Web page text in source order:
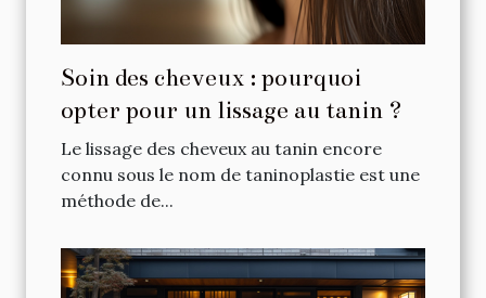
Soin des cheveux : pourquoi
opter pour un lissage au tanin ?
Le lissage des cheveux au tanin encore
connu sous le nom de taninoplastie est une
méthode de...